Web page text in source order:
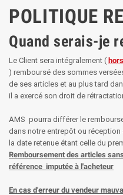
POLITIQUE
Quand serais-je
Le Client sera intégralement (
) remboursé des sommes
de ses articles et au plus tard
il a exercé son droit de
AMS pourra différer le
dans notre entrepôt ou
la date retenue étant celle du
Remboursement des articles
référence imputée à l'acheteur
En cas d'erreur du vendeur